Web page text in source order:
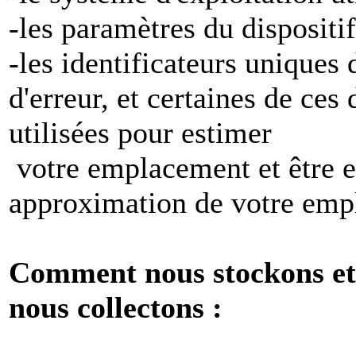
-les paramètres du dispositif
-les identificateurs uniques
d'erreur, et certaines de
utilisées pour estimer
votre emplacement et être
approximation de votre
Comment nous stockons
nous collectons :